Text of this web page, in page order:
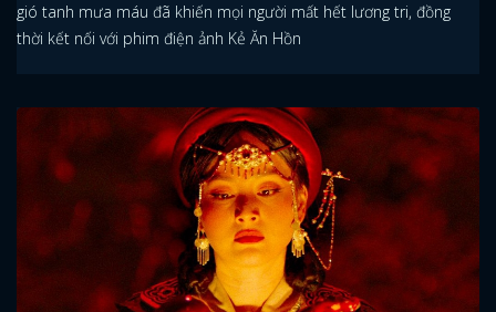
gió tanh mưa máu đã khiến mọi người mất hết lương tri, đồng
thời kết nối với phim điện ảnh Kẻ Ăn Hồn